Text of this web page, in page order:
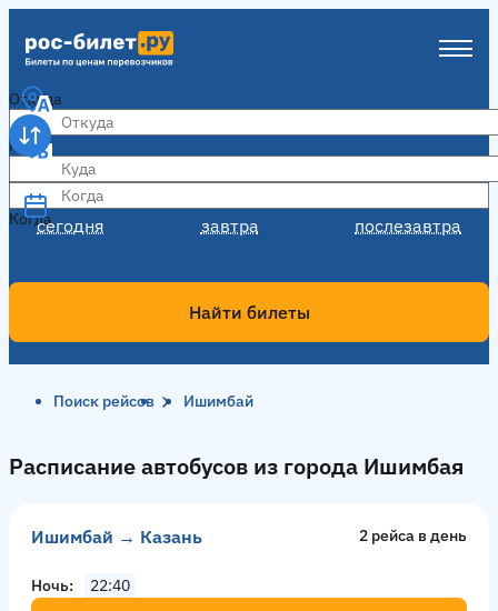
Откуда
Куда
Когда
сегодня завтра послезавтра
Когда
Найти билеты
Поиск рейсов Ишимбай
Расписание автобусов из города Ишимбая
Ишимбай → Казань 2 рейсa в день
Ночь
22:40